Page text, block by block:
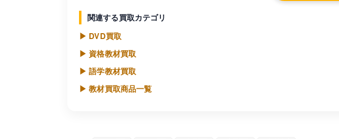
関連する買取カテゴリ
▶ DVD買取
▶ 資格教材買取
▶ 語学教材買取
▶ 教材買取商品一覧